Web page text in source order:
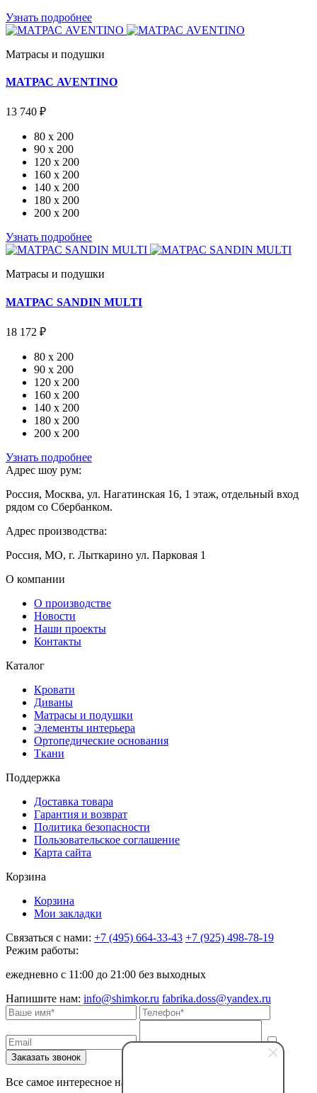
Узнать подробнее
Матрасы и подушки
МАТРАС AVENTINO
13 740 ₽
80 x 200
90 x 200
120 x 200
160 x 200
140 x 200
180 x 200
200 x 200
Узнать подробнее
Матрасы и подушки
МАТРАС SANDIN MULTI
18 172 ₽
80 x 200
90 x 200
120 x 200
160 x 200
140 x 200
180 x 200
200 x 200
Узнать подробнее
Адрес шоу рум:
Россия, Москва, ул. Нагатинская 16, 1 этаж, отдельный вход
рядом со Сбербанком.
Адрес производства:
Россия, МО, г. Лыткарино ул. Парковая 1
О компании
О производстве
Новости
Наши проекты
Контакты
Каталог
Кровати
Диваны
Матрасы и подушки
Элементы интерьера
Ортопедические основания
Ткани
Поддержка
Доставка товара
Гарантия и возврат
Политика безопасности
Пользовательское соглашение
Карта сайта
Корзина
Корзина
Мои закладки
Связаться с нами: +7 (495) 664-33-43 +7 (925) 498-78-19
Режим работы:
ежедневно с 11:00 до 21:00 без выходных
Напишите нам: info@shimkor.ru fabrika.doss@yandex.ru
Все самое интересное на наших страницах в соцсетях